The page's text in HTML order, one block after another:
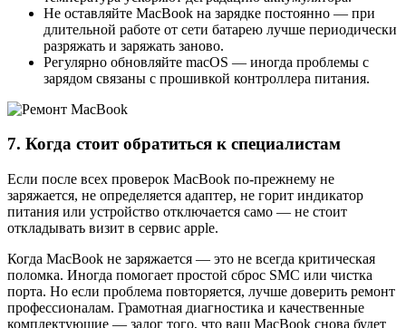
Не оставляйте MacBook на зарядке постоянно — при
длительной работе от сети батарею лучше периодически
разряжать и заряжать заново.
Регулярно обновляйте macOS — иногда проблемы с
зарядом связаны с прошивкой контроллера питания.
7. Когда стоит обратиться к специалистам
Если после всех проверок MacBook по-прежнему не
заряжается, не определяется адаптер, не горит индикатор
питания или устройство отключается само — не стоит
откладывать визит в сервис apple.
Когда MacBook не заряжается — это не всегда критическая
поломка. Иногда помогает простой сброс SMC или чистка
порта. Но если проблема повторяется, лучше доверить ремонт
профессионалам. Грамотная диагностика и качественные
комплектующие — залог того, что ваш MacBook снова будет